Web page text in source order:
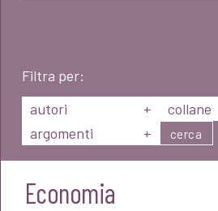
Filtra per:
autori
+ collane
argomenti
+ cerca
Economia